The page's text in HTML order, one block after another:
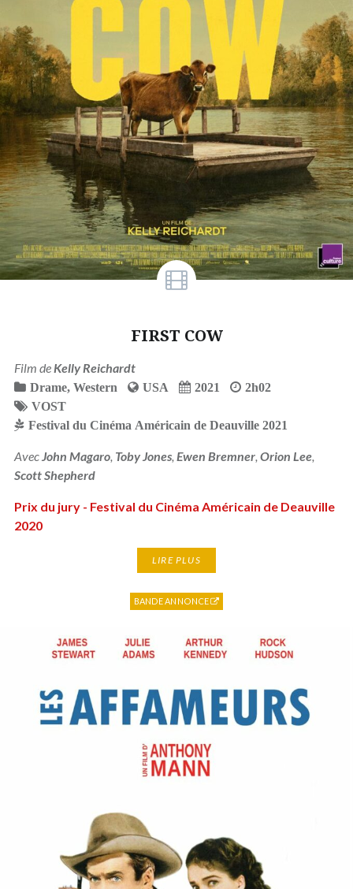
FIRST COW
Film de Kelly Reichardt
Drame, Western USA 2021
2h02
VOST
Festival du Cinéma Américain de Deauville 2021
Avec John Magaro, Toby Jones, Ewen Bremner, Orion Lee,
Scott Shepherd
Prix du jury - Festival du Cinéma Américain de Deauville
2020
LIRE PLUS
BANDE ANNONCE